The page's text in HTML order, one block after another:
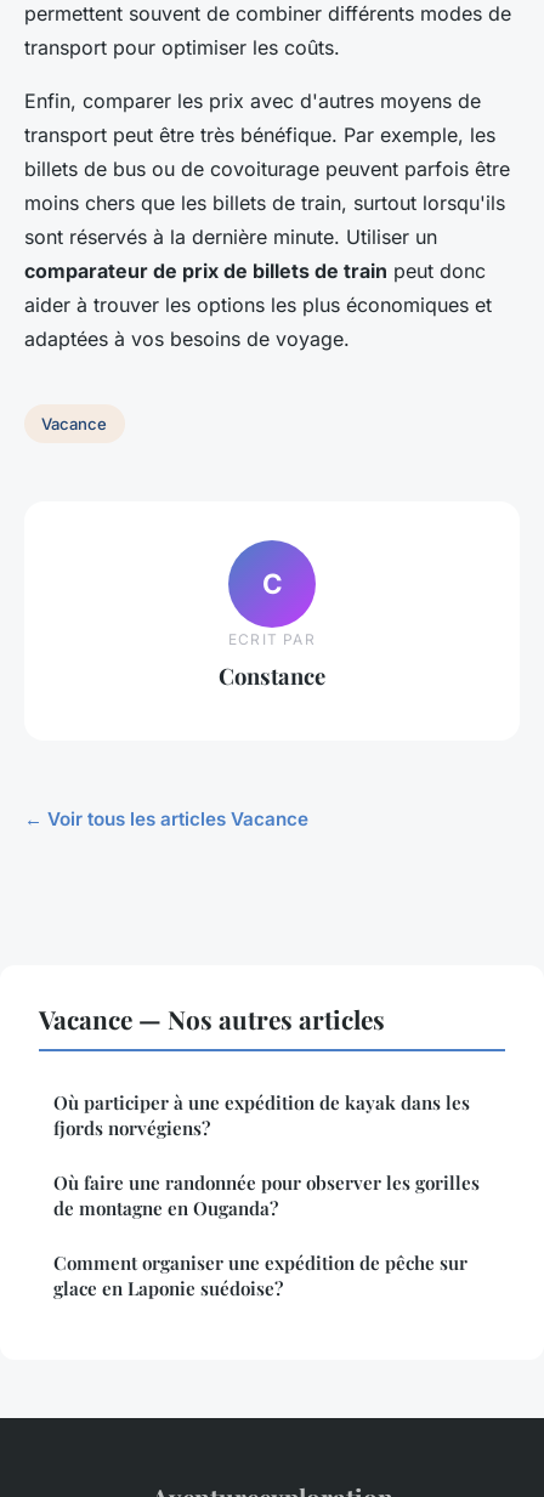
permettent souvent de combiner différents modes de
transport pour optimiser les coûts.
Enfin, comparer les prix avec d'autres moyens de
transport peut être très bénéfique. Par exemple, les
billets de bus ou de covoiturage peuvent parfois être
moins chers que les billets de train, surtout lorsqu'ils
sont réservés à la dernière minute. Utiliser un
comparateur de prix de billets de train peut donc
aider à trouver les options les plus économiques et
adaptées à vos besoins de voyage.
Vacance
C
ECRIT PAR
Constance
← Voir tous les articles Vacance
Vacance — Nos autres articles
Où participer à une expédition de kayak dans les
fjords norvégiens?
Où faire une randonnée pour observer les gorilles
de montagne en Ouganda?
Comment organiser une expédition de pêche sur
glace en Laponie suédoise?